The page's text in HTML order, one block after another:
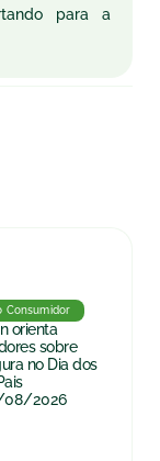
para a
Consumidor
orienta
sobre
no Dia dos
2026